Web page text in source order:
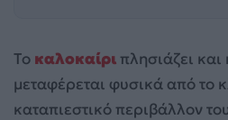
Το καλοκαίρι πλησιάζει
μεταφέρεται φυσικά από το
καταπιεστικό περιβάλλον